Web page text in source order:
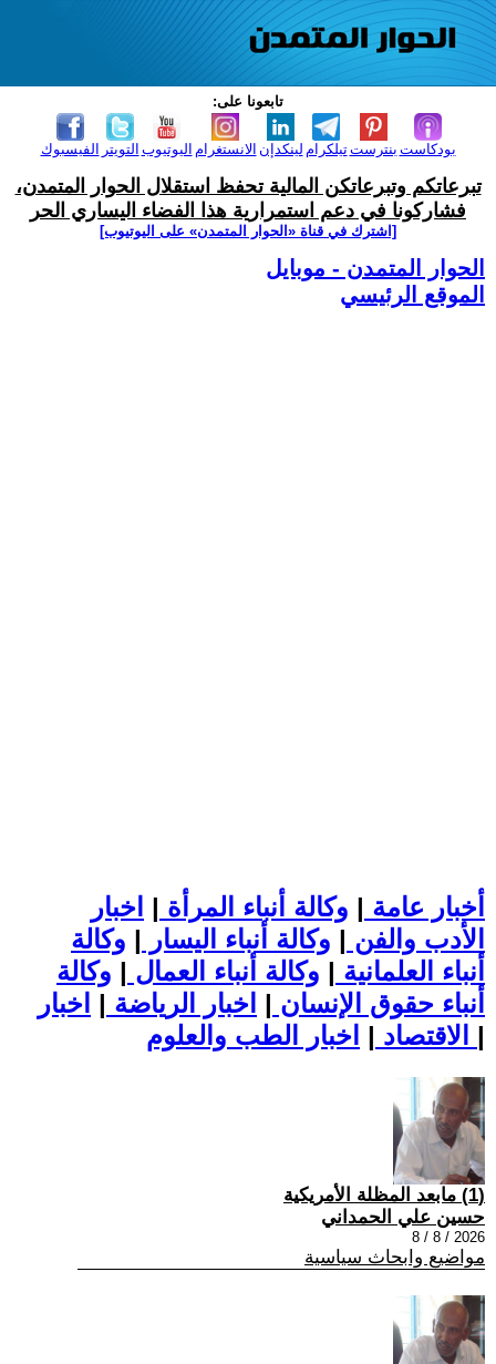
تابعونا على:
الفيسبوك التويتر اليوتيوب الانستغرام لينكدإن تيلكرامبنترست بودكاست
تبرعاتكم وتبرعاتكن المالية تحفظ استقلال الحوار المتمدن،
فشاركونا في دعم استمرارية هذا الفضاء اليساري الحر
[اشترك في قناة ‫«الحوار المتمدن» على اليوتيوب]
الحوار المتمدن - موبايل
الموقع الرئيسي
أخبار عامة | وكالة أنباء المرأة | اخبار
الأدب والفن | وكالة أنباء اليسار | وكالة
أنباء العلمانية | وكالة أنباء العمال | وكالة
أنباء حقوق الإنسان | اخبار الرياضة | اخبار
الاقتصاد | |
(1) مابعد المظلة الأمريكية
حسين علي الحمداني
2026 / 8 / 8
مواضيع وابحاث سياسية